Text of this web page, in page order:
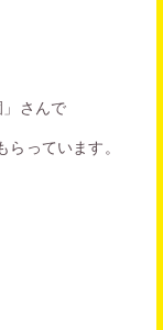
さんで
っています。